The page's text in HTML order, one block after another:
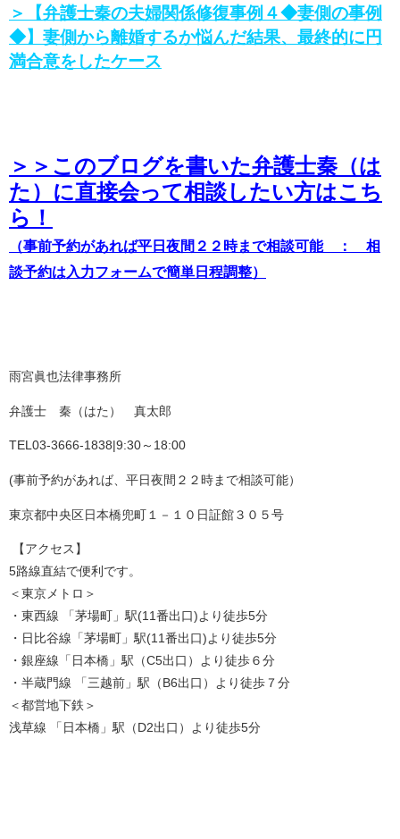
＞【弁護士秦の夫婦関係修復事例４◆妻側の事例
◆】妻側から離婚するか悩んだ結果、最終的に円
満合意をしたケース
＞＞このブログを書いた弁護士秦（は
た）に直接会って相談したい方はこち
ら！
（事前予約があれば平日夜間２２時まで相談可能 ： 相
談予約は入力フォームで簡単日程調整）
雨宮眞也法律事務所
弁護士 秦（はた） 真太郎
TEL03-3666-1838|9:30～18:00
(事前予約があれば、平日夜間２２時まで相談可能）
東京都中央区日本橋兜町１－１０日証館３０５号
【アクセス】
5路線直結で便利です。
＜東京メトロ＞
・東西線 「茅場町」駅(11番出口)より徒歩5分
・日比谷線「茅場町」駅(11番出口)より徒歩5分
・銀座線「日本橋」駅（C5出口）より徒歩６分
・半蔵門線 「三越前」駅（B6出口）より徒歩７分
＜都営地下鉄＞
浅草線 「日本橋」駅（D2出口）より徒歩5分